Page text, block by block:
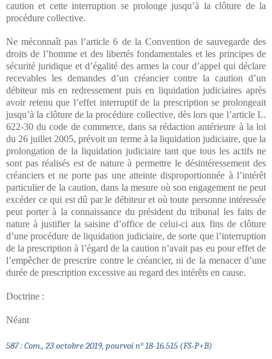
caution et cette interruption se prolonge jusqu’à la clôture de la
procédure collective.
Ne méconnaît pas l’article 6 de la Convention de sauvegarde des
droits de l’homme et des libertés fondamentales et les principes de
sécurité juridique et d’égalité des armes la cour d’appel qui déclare
recevables les demandes d’un créancier contre la caution d’un
débiteur mis en redressement puis en liquidation judiciaires après
avoir retenu que l’effet interruptif de la prescription se prolongeait
jusqu’à la clôture de la procédure collective, dès lors que l’article L.
622-30 du code de commerce, dans sa rédaction antérieure à la loi
du 26 juillet 2005, prévoit un terme à la liquidation judiciaire, que la
prolongation de la liquidation judiciaire tant que tous les actifs ne
sont pas réalisés est de nature à permettre le désintéressement des
créanciers et ne porte pas une atteinte disproportionnée à l’intérêt
particulier de la caution, dans la mesure où son engagement ne peut
excéder ce qui est dû par le débiteur et où toute personne intéressée
peut porter à la connaissance du président du tribunal les faits de
nature à justifier la saisine d’office de celui-ci aux fins de clôture
d’une procédure de liquidation judiciaire, de sorte que l’interruption
de la prescription à l’égard de la caution n’avait pas eu pour effet de
l’empêcher de prescrire contre le créancier, ni de la menacer d’une
durée de prescription excessive au regard des intérêts en cause.
Doctrine :
Néant
587 : Com., 23 octobre 2019, pourvoi n° 18-16.515 (FS-P+B)